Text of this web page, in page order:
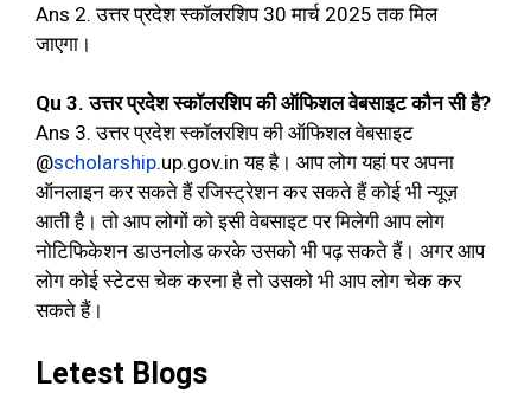
Ans 2. उत्तर प्रदेश स्कॉलरशिप 30 मार्च 2025 तक मिल
जाएगा।
Qu 3. उत्तर प्रदेश स्कॉलरशिप की ऑफिशल वेबसाइट कौन सी है?
Ans 3. उत्तर प्रदेश स्कॉलरशिप की ऑफिशल वेबसाइट
@scholarship.up.gov.in यह है। आप लोग यहां पर अपना
ऑनलाइन कर सकते हैं रजिस्ट्रेशन कर सकते हैं कोई भी न्यूज़
आती है। तो आप लोगों को इसी वेबसाइट पर मिलेगी आप लोग
नोटिफिकेशन डाउनलोड करके उसको भी पढ़ सकते हैं। अगर आप
लोग कोई स्टेटस चेक करना है तो उसको भी आप लोग चेक कर
सकते हैं।
Letest Blogs